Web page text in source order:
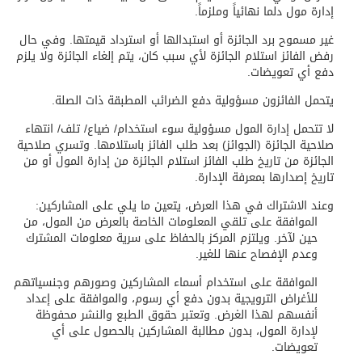
إدارة مول دلما نهائياً وملزماً.
غير مسموح برد الجائزة أو استبدالها أو استرداد قيمتها. وفي حال
رفض الفائز استلام الجائزة لأي سبب كان، يتم إلغاء الجائزة ولا يلزم
دفع أي تعويضات.
يتحمل الفائزون مسؤولية دفع الضرائب المطبقة ذات الصلة.
لا تتحمل إدارة المول مسؤولية سوء استخدام/ ضياع/ تلف/ انتهاء
صلاحية الجائزة (الجوائز) بعد طلب الفائز باستلامها. وتسري صلاحية
الجائزة من تاريخ طلب الفائز استلام الجائزة من إدارة المول أو من
تاريخ إصدارها بمعرفة الإدارة.
وعند الاشتراك في هذا العرض، يتعين ما يلي على المشاركين:
الموافقة على تلقي المعلومات الخاصة بالعرض من المول، من
حين لآخر. ويلتزم المركز بالحفاظ على سرية معلومات المشترك
وعدم الإفصاح عنها للغير.
الموافقة على استخدام أسماء المشاركين وصورهم وجنسياتهم
للأغراض الترويجية بدون دفع أي رسوم، والموافقة على إعداد
أنفسهم لهذا الغرض. وتعتبر حقوق الطبع والنشر محفوظة
لإدارة المول، بدون مطالبة المشاركين بالحصول على أي
تعويضات.